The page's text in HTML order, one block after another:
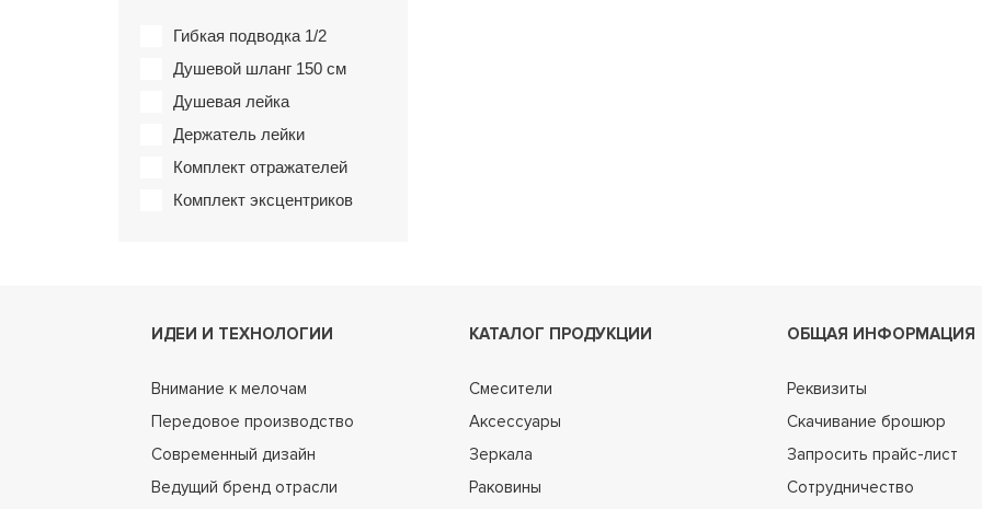
Гибкая подводка 1/2
Душевой шланг 150 см
Душевая лейка
Держатель лейки
Комплект отражателей
Комплект эксцентриков
ИДЕИ И ТЕХНОЛОГИИ
Внимание к мелочам
Передовое производство
Современный дизайн
Ведущий бренд отрасли
КАТАЛОГ ПРОДУКЦИИ
Смесители
Аксессуары
Зеркала
Раковины
ОБЩАЯ ИНФОРМАЦИЯ
Реквизиты
Скачивание брошюр
Запросить прайс-лист
Сотрудничество